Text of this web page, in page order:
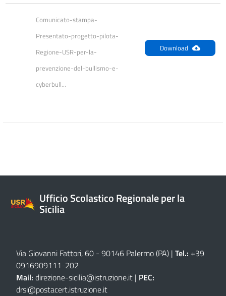
Comunicato-stampa-
Presentato-progetto-pilota-
Regione-USR-per-la-
prevenzione-del-bullismo-e-
cyberbull...
Download
Ufficio Scolastico Regionale per la
Sicilia
Via Giovanni Fattori, 60 - 90146 Palermo (PA) | Tel.: +39
0916909111-202
Mail: direzione-sicilia@istruzione.it | PEC:
drsi@postacert.istruzione.it